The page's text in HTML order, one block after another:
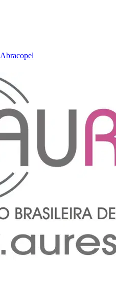
Abracopel